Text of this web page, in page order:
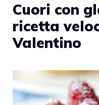
Cuori con
ricetta
Valentino